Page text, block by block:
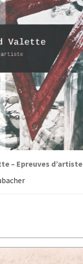
AJOUTER AU PANIER
– Epreuves d’artiste